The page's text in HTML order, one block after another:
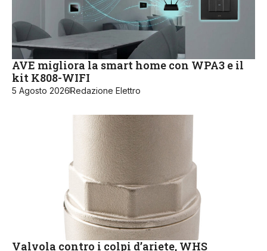
AVE migliora la smart home con WPA3 e il
kit K808-WIFI
5 Agosto 2026Redazione Elettro
Valvola contro i colpi d’ariete, WHS